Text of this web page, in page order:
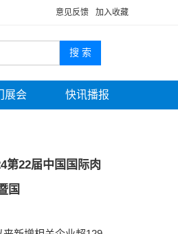
意见反馈 加入收藏
展会 快讯播报
第22届中国国际肉
国